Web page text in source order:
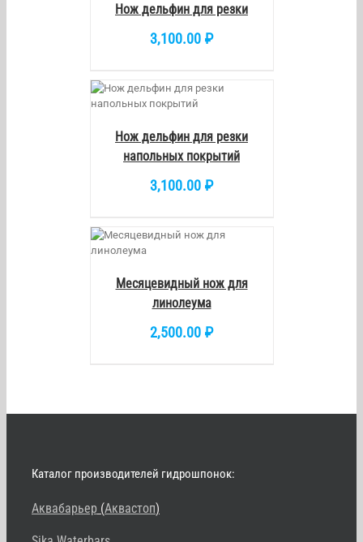
Нож дельфин для резки
3,100.00 ₽
Нож дельфин для резки
напольных покрытий
3,100.00 ₽
Месяцевидный нож для
линолеума
2,500.00 ₽
Каталог производителей гидрошпонок:
Аквабарьер (Аквастоп)